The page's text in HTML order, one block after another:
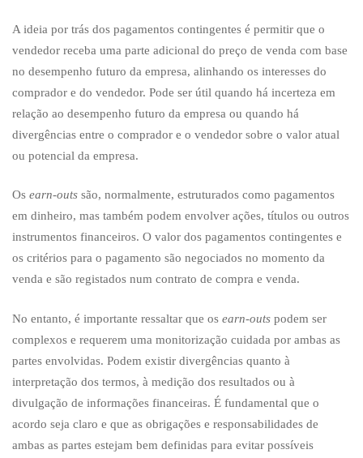
A ideia por trás dos pagamentos contingentes é permitir que o
vendedor receba uma parte adicional do preço de venda com base
no desempenho futuro da empresa, alinhando os interesses do
comprador e do vendedor. Pode ser útil quando há incerteza em
relação ao desempenho futuro da empresa ou quando há
divergências entre o comprador e o vendedor sobre o valor atual
ou potencial da empresa.
Os earn-outs são, normalmente, estruturados como pagamentos
em dinheiro, mas também podem envolver ações, títulos ou outros
instrumentos financeiros. O valor dos pagamentos contingentes e
os critérios para o pagamento são negociados no momento da
venda e são registados num contrato de compra e venda.
No entanto, é importante ressaltar que os earn-outs podem ser
complexos e requerem uma monitorização cuidada por ambas as
partes envolvidas. Podem existir divergências quanto à
interpretação dos termos, à medição dos resultados ou à
divulgação de informações financeiras. É fundamental que o
acordo seja claro e que as obrigações e responsabilidades de
ambas as partes estejam bem definidas para evitar possíveis